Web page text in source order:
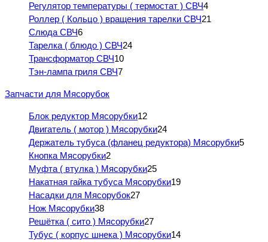
Регулятор температуры ( термостат ) СВЧ4
Роллер ( Кольцо ) вращения тарелки СВЧ21
Слюда СВЧ6
Тарелка ( блюдо ) СВЧ24
Трансформатор СВЧ10
Тэн-лампа гриля СВЧ7
Запчасти для Мясорубок
Блок редуктор Мясорубки12
Двигатель ( мотор ) Мясорубки24
Держатель тубуса (фланец редуктора) Мясорубки5
Кнопка Мясорубки2
Муфта ( втулка ) Мясорубки25
Накатная гайка тубуса Мясорубки19
Насадки для Мясорубок27
Нож Мясорубки38
Решётка ( сито ) Мясорубки27
Тубус ( корпус шнека ) Мясорубки14